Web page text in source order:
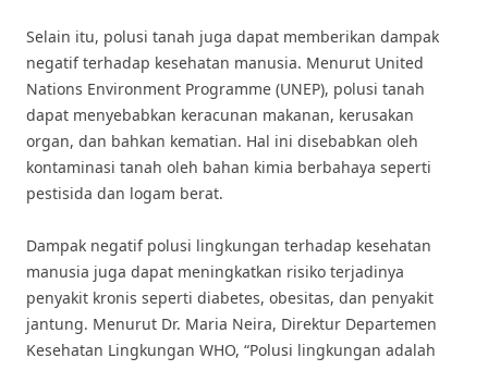
Selain itu, polusi tanah juga dapat memberikan dampak
negatif terhadap kesehatan manusia. Menurut United
Nations Environment Programme (UNEP), polusi tanah
dapat menyebabkan keracunan makanan, kerusakan
organ, dan bahkan kematian. Hal ini disebabkan oleh
kontaminasi tanah oleh bahan kimia berbahaya seperti
pestisida dan logam berat.
Dampak negatif polusi lingkungan terhadap kesehatan
manusia juga dapat meningkatkan risiko terjadinya
penyakit kronis seperti diabetes, obesitas, dan penyakit
jantung. Menurut Dr. Maria Neira, Direktur Departemen
Kesehatan Lingkungan WHO, “Polusi lingkungan adalah